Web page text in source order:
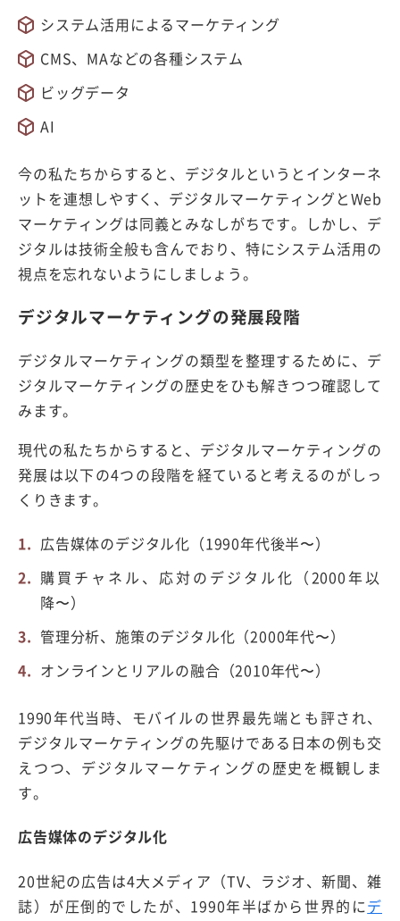
システム活用によるマーケティング
CMS、MAなどの各種システム
ビッグデータ
AI
今の私たちからすると、デジタルというとインターネ
ットを連想しやすく、デジタルマーケティングとWeb
マーケティングは同義とみなしがちです。しかし、デ
ジタルは技術全般も含んでおり、特にシステム活用の
視点を忘れないようにしましょう。
デジタルマーケティングの発展段階
デジタルマーケティングの類型を整理するために、デ
ジタルマーケティングの歴史をひも解きつつ確認して
みます。
現代の私たちからすると、デジタルマーケティングの
発展は以下の4つの段階を経ていると考えるのがしっ
くりきます。
広告媒体のデジタル化（1990年代後半〜）
購買チャネル、応対のデジタル化（2000年以
降〜）
管理分析、施策のデジタル化（2000年代〜）
オンラインとリアルの融合（2010年代〜）
1990年代当時、モバイルの世界最先端とも評され、
デジタルマーケティングの先駆けである日本の例も交
えつつ、デジタルマーケティングの歴史を概観しま
す。
広告媒体のデジタル化
20世紀の広告は4大メディア（TV、ラジオ、新聞、雑
誌）が圧倒的でしたが、1990年半ばから世界的にデ